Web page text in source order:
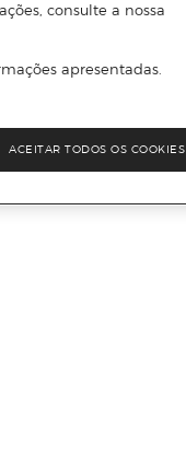
consulte a nossa
apresentadas.
ACEITAR TODOS OS COOKIES